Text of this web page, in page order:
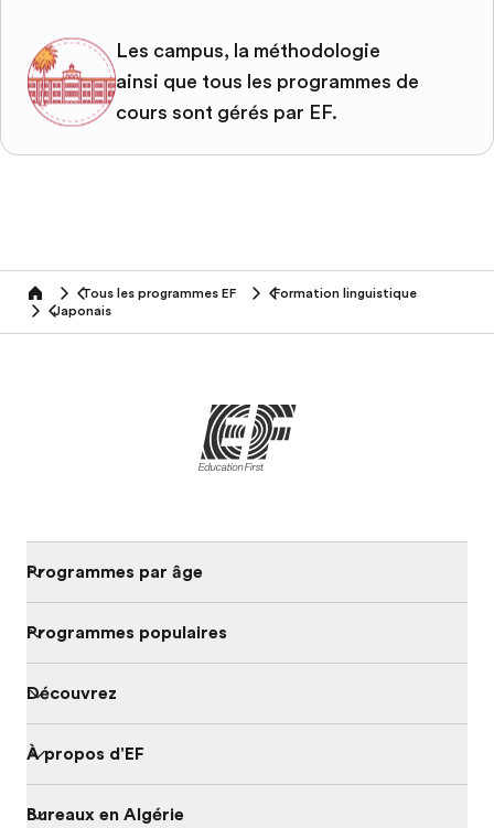
Les campus, la méthodologie
ainsi que tous les programmes de
cours sont gérés par EF.
home Tous les programmes EF
Formation linguistique
Japonais
Programmes par âge
Programmes populaires
Découvrez
À propos d'EF
Bureaux en Algérie